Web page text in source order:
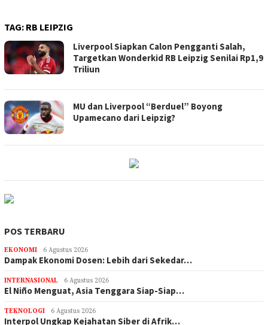
TAG: RB LEIPZIG
Liverpool Siapkan Calon Pengganti Salah,
Targetkan Wonderkid RB Leipzig Senilai Rp1,9
Triliun
MU dan Liverpool “Berduel” Boyong
Upamecano dari Leipzig?
POS TERBARU
EKONOMI 6 Agustus 2026
Dampak Ekonomi Dosen: Lebih dari Sekedar…
INTERNASIONAL 6 Agustus 2026
El Niño Menguat, Asia Tenggara Siap-Siap…
TEKNOLOGI 6 Agustus 2026
Interpol Ungkap Kejahatan Siber di Afrik…